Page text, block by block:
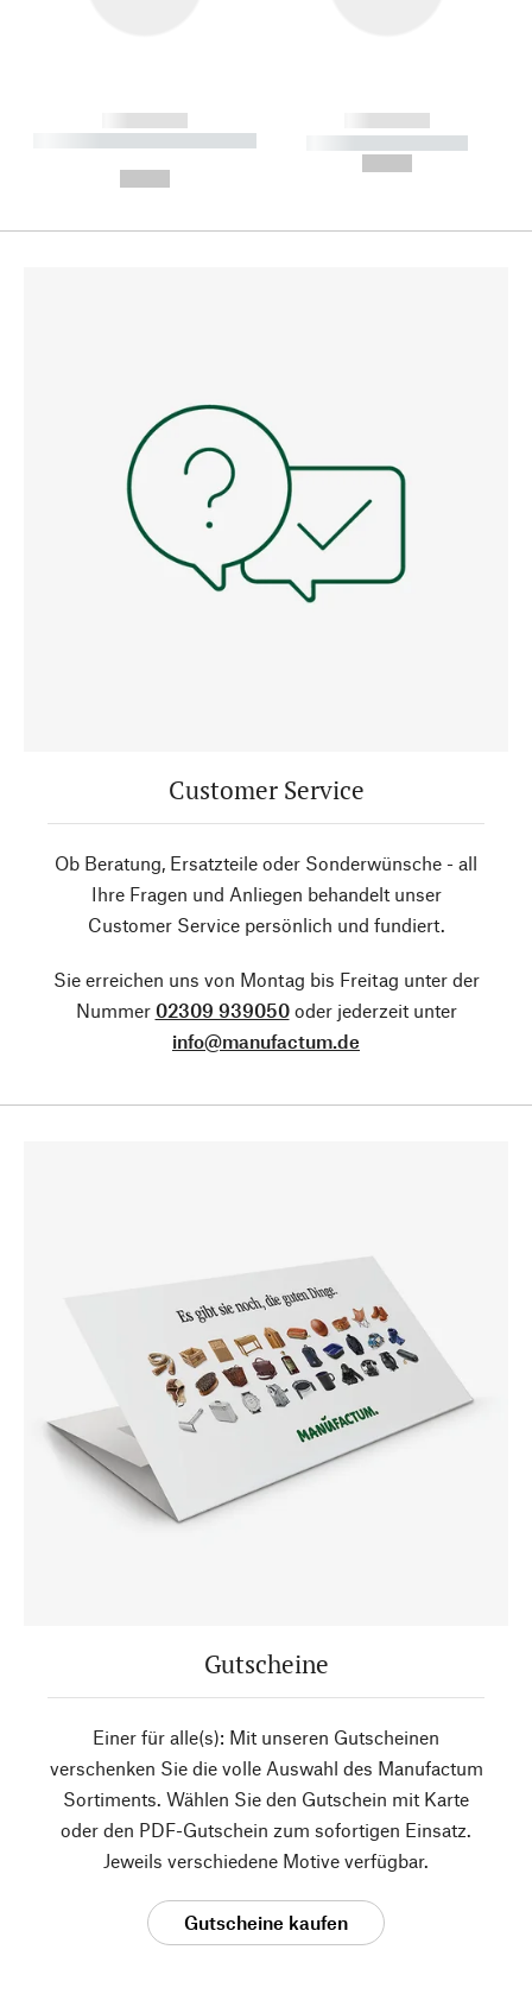
------------
----------- ----------- --------
------------
----------- -----------
Customer Service
Ob Beratung, Ersatzteile oder Sonderwünsche - all
Ihre Fragen und Anliegen behandelt unser
Customer Service persönlich und fundiert.
Sie erreichen uns von Montag bis Freitag unter der
Nummer 02309 939050oder jederzeit unter
info@manufactum.de
Gutscheine
Einer für alle(s): Mit unseren Gutscheinen
verschenken Sie die volle Auswahl des Manufactum
Sortiments. Wählen Sie den Gutschein mit Karte
oder den PDF-Gutschein zum sofortigen Einsatz.
Jeweils verschiedene Motive verfügbar.
Gutscheine kaufen